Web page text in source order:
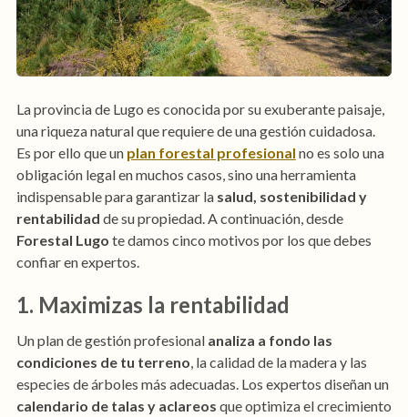
La provincia de Lugo es conocida por su exuberante paisaje,
una riqueza natural que requiere de una gestión cuidadosa.
Es por ello que un plan forestal profesional no es solo una
obligación legal en muchos casos, sino una herramienta
indispensable para garantizar la salud, sostenibilidad y
rentabilidad de su propiedad. A continuación, desde
Forestal Lugo te damos cinco motivos por los que debes
confiar en expertos.
1. Maximizas la rentabilidad
Un plan de gestión profesional analiza a fondo las
condiciones de tu terreno , la calidad de la madera y las
especies de árboles más adecuadas. Los expertos diseñan un
calendario de talas y aclareos que optimiza el crecimiento